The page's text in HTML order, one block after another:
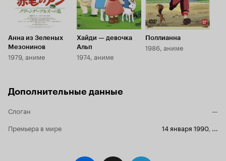
Анна из Зеленых
Мезонинов
1979, аниме
Хайди — девочка
Альп
1974, аниме
Поллианна
1986, аниме
Дополнительные данные
Слоган
—
Премьера в мире
14 января 1990, ...